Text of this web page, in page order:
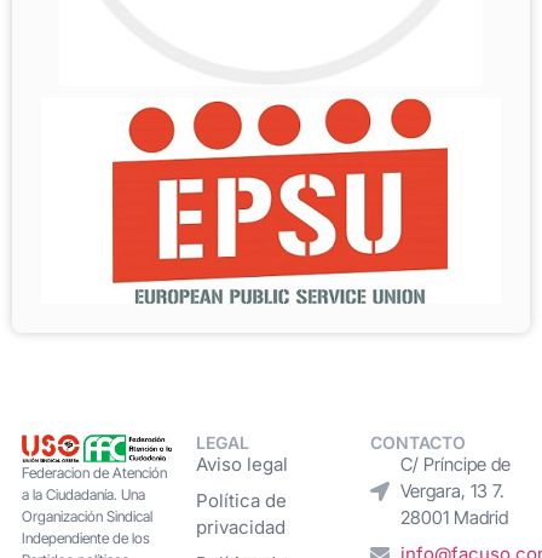
Federacion de Atención
a la Ciudadanía. Una
Organización Sindical
Independiente de los
LEGAL
Aviso legal
Política de
privacidad
CONTACTO
C/ Príncipe de
Vergara, 13 7.
28001 Madrid